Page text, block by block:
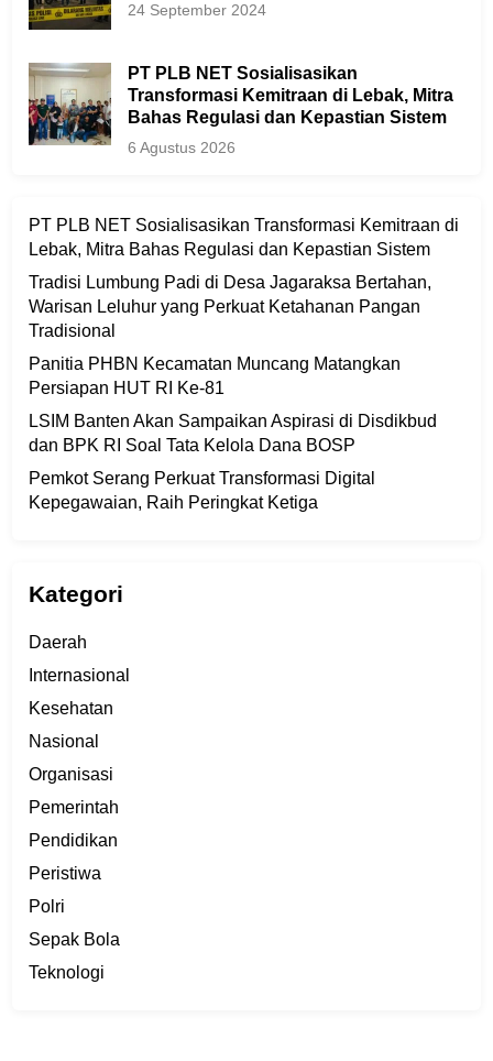
24 September 2024
PT PLB NET Sosialisasikan
Transformasi Kemitraan di Lebak, Mitra
Bahas Regulasi dan Kepastian Sistem
6 Agustus 2026
PT PLB NET Sosialisasikan Transformasi Kemitraan di
Lebak, Mitra Bahas Regulasi dan Kepastian Sistem
Tradisi Lumbung Padi di Desa Jagaraksa Bertahan,
Warisan Leluhur yang Perkuat Ketahanan Pangan
Tradisional
Panitia PHBN Kecamatan Muncang Matangkan
Persiapan HUT RI Ke-81
LSIM Banten Akan Sampaikan Aspirasi di Disdikbud
dan BPK RI Soal Tata Kelola Dana BOSP
Pemkot Serang Perkuat Transformasi Digital
Kepegawaian, Raih Peringkat Ketiga
Kategori
Daerah
Internasional
Kesehatan
Nasional
Organisasi
Pemerintah
Pendidikan
Peristiwa
Polri
Sepak Bola
Teknologi